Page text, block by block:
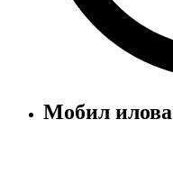
Мобил илова